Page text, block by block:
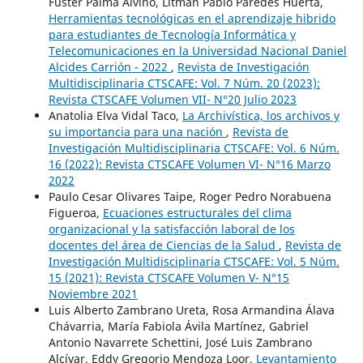
Herramientas tecnológicas en el aprendizaje hibrido
para estudiantes de Tecnología Informática y
Telecomunicaciones en la Universidad Nacional Daniel
Alcides Carrión - 2022 , Revista de Investigación
Multidisciplinaria CTSCAFE: Vol. 7 Núm. 20 (2023):
Revista CTSCAFE Volumen VII- N°20 Julio 2023
Anatolia Elva Vidal Taco, La Archivística, los archivos y
su importancia para una nación , Revista de
Investigación Multidisciplinaria CTSCAFE: Vol. 6 Núm.
16 (2022): Revista CTSCAFE Volumen VI- N°16 Marzo
2022
Paulo Cesar Olivares Taipe, Roger Pedro Norabuena
Figueroa, Ecuaciones estructurales del clima
organizacional y la satisfacción laboral de los
docentes del área de Ciencias de la Salud , Revista de
Investigación Multidisciplinaria CTSCAFE: Vol. 5 Núm.
15 (2021): Revista CTSCAFE Volumen V- N°15
Noviembre 2021
Luis Alberto Zambrano Ureta, Rosa Armandina Álava
Chávarria, María Fabiola Ávila Martínez, Gabriel
Antonio Navarrete Schettini, José Luis Zambrano
Alcívar, Eddy Gregorio Mendoza Loor, Levantamiento